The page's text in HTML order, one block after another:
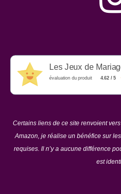
Les Jeux de
évaluation du produit 4.62 / 5
Certains liens de ce site renvoient
Amazon, je réalise un bénéfice sur
requises. Il n’y a aucune différence
est